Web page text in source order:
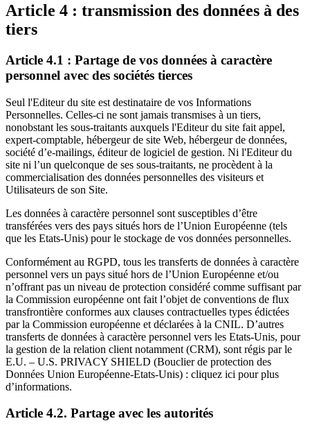
Article 4 : transmission des données à des
tiers
Article 4.1 : Partage de vos données à caractère
personnel avec des sociétés tierces
Seul l'Editeur du site est destinataire de vos Informations
Personnelles. Celles-ci ne sont jamais transmises à un tiers,
nonobstant les sous-traitants auxquels l'Editeur du site fait appel,
expert-comptable, hébergeur de site Web, hébergeur de données,
société d’e-mailings, éditeur de logiciel de gestion. Ni l'Editeur du
site ni l’un quelconque de ses sous-traitants, ne procèdent à la
commercialisation des données personnelles des visiteurs et
Utilisateurs de son Site.
Les données à caractère personnel sont susceptibles d’être
transférées vers des pays situés hors de l’Union Européenne (tels
que les Etats-Unis) pour le stockage de vos données personnelles.
Conformément au RGPD, tous les transferts de données à caractère
personnel vers un pays situé hors de l’Union Européenne et/ou
n’offrant pas un niveau de protection considéré comme suffisant par
la Commission européenne ont fait l’objet de conventions de flux
transfrontière conformes aux clauses contractuelles types édictées
par la Commission européenne et déclarées à la CNIL. D’autres
transferts de données à caractère personnel vers les Etats-Unis, pour
la gestion de la relation client notamment (CRM), sont régis par le
E.U. – U.S. PRIVACY SHIELD (Bouclier de protection des
Données Union Européenne-Etats-Unis) : cliquez ici pour plus
d’informations.
Article 4.2. Partage avec les autorités